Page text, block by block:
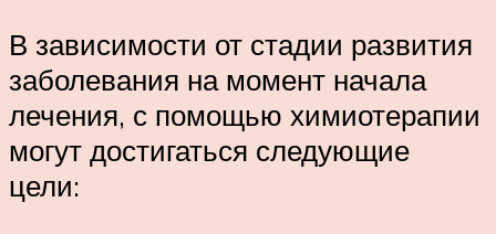
В зависимости от стадии развития
заболевания на момент начала
лечения, с помощью химиотерапии
могут достигаться следующие
цели: